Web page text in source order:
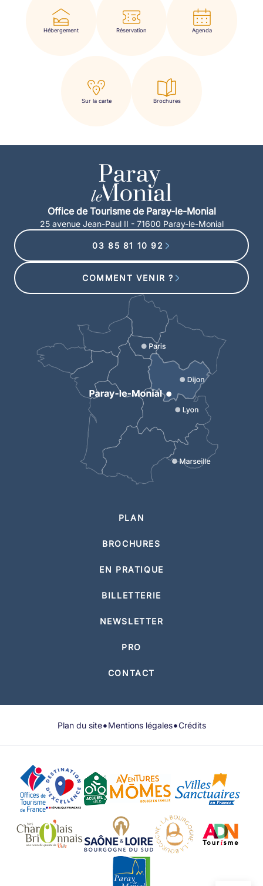
Hébergement Réservation Agenda
Sur la carte Brochures
Office de Tourisme de Paray-le-Monial
25 avenue Jean-Paul II - 71600 Paray-le-Monial
03 85 81 10 92
COMMENT VENIR ?
PLAN
BROCHURES
EN PRATIQUE
BILLETTERIE
NEWSLETTER
PRO
CONTACT
Plan du site•Mentions légales•Crédits